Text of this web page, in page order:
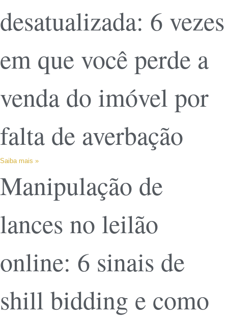
desatualizada: 6 vezes
em que você perde a
venda do imóvel por
falta de averbação
Saiba mais »
Manipulação de
lances no leilão
online: 6 sinais de
shill bidding e como